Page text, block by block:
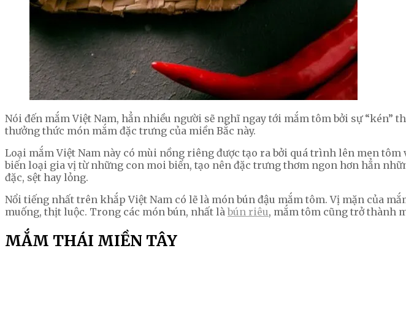
Nói đến mắm Việt Nam, hẳn nhiều người sẽ nghĩ ngay tới mắm tôm bởi sự
thưởng thức món mắm đặc trưng của miền Bắc này.
Loại mắm Việt Nam này có mùi nồng riêng được tạo ra bởi quá trình lên men tôm
biến loại gia vị từ những con moi biển, tạo nên đặc trưng thơm ngon hơn hẳn
đặc, sệt hay lỏng.
Nổi tiếng nhất trên khắp Việt Nam có lẽ là món bún đậu mắm tôm. Vị mặn của
muống, thịt luộc. Trong các món bún, nhất là bún riêu, mắm tôm cũng trở thành
MẮM THÁI MIỀN TÂY